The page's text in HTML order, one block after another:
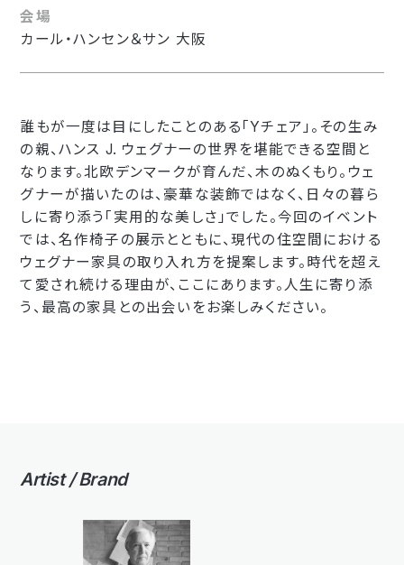
会場
カール・ハンセン＆サン 大阪
誰もが一度は目にしたことのある「Yチェア」。その生み
の親、ハンス J. ウェグナーの世界を堪能できる空間と
なります。北欧デンマークが育んだ、木のぬくもり。ウェ
グナーが描いたのは、豪華な装飾ではなく、日々の暮ら
しに寄り添う「実用的な美しさ」でした。今回のイベント
では、名作椅子の展示とともに、現代の住空間における
ウェグナー家具の取り入れ方を提案します。時代を超え
て愛され続ける理由が、ここにあります。人生に寄り添
う、最高の家具との出会いをお楽しみください。
Artist / Brand